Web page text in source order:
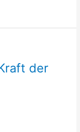
der